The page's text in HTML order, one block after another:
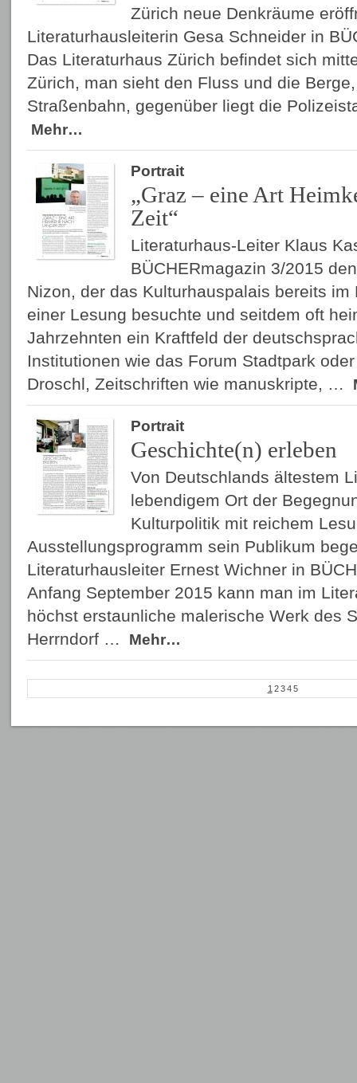
Zürich neue Denkräume
Literaturhausleiterin Gesa Schneider in
Das Literaturhaus Zürich befindet sich
Zürich, man sieht den Fluss und die
Straßenbahn, gegenüber liegt die
Mehr…
Portrait
„Graz – eine Art
Zeit“
Literaturhaus-Leiter Klaus
BÜCHERmagazin 3/2015
Nizon, der das Kulturhauspalais bereits im
einer Lesung besuchte und seitdem oft
Jahrzehnten ein Kraftfeld der
Institutionen wie das Forum Stadtpark
Droschl, Zeitschriften wie manuskripte, …
Portrait
Geschichte(n) erleben
Von Deutschlands ältestem
lebendigem Ort der
Kulturpolitik mit reichem
Ausstellungsprogramm sein Publikum
Literaturhausleiter Ernest Wichner in
Anfang September 2015 kann man im
höchst erstaunliche malerische Werk des
Herrndorf …
Mehr…
1 2 3 4 5